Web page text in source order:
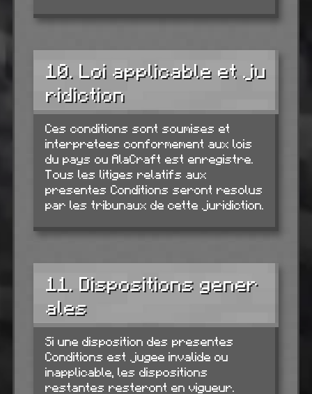
10. Loi applicable et ju
ridiction
Ces conditions sont soumises et
interpretees conformement aux lois
du pays ou AlaCraft est enregistre.
Tous les litiges relatifs aux
presentes Conditions seront resolus
par les tribunaux de cette juridiction.
11. Dispositions gener
ales
Si une disposition des presentes
Conditions est jugee invalide ou
inapplicable, les dispositions
restantes resteront en vigueur.